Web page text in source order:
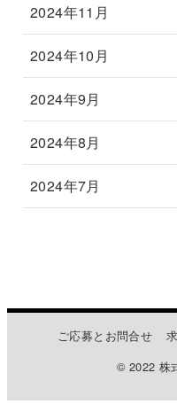
2024年11月
2024年10月
2024年9月
2024年8月
2024年7月
ご応募とお問合せ
© 2022 株